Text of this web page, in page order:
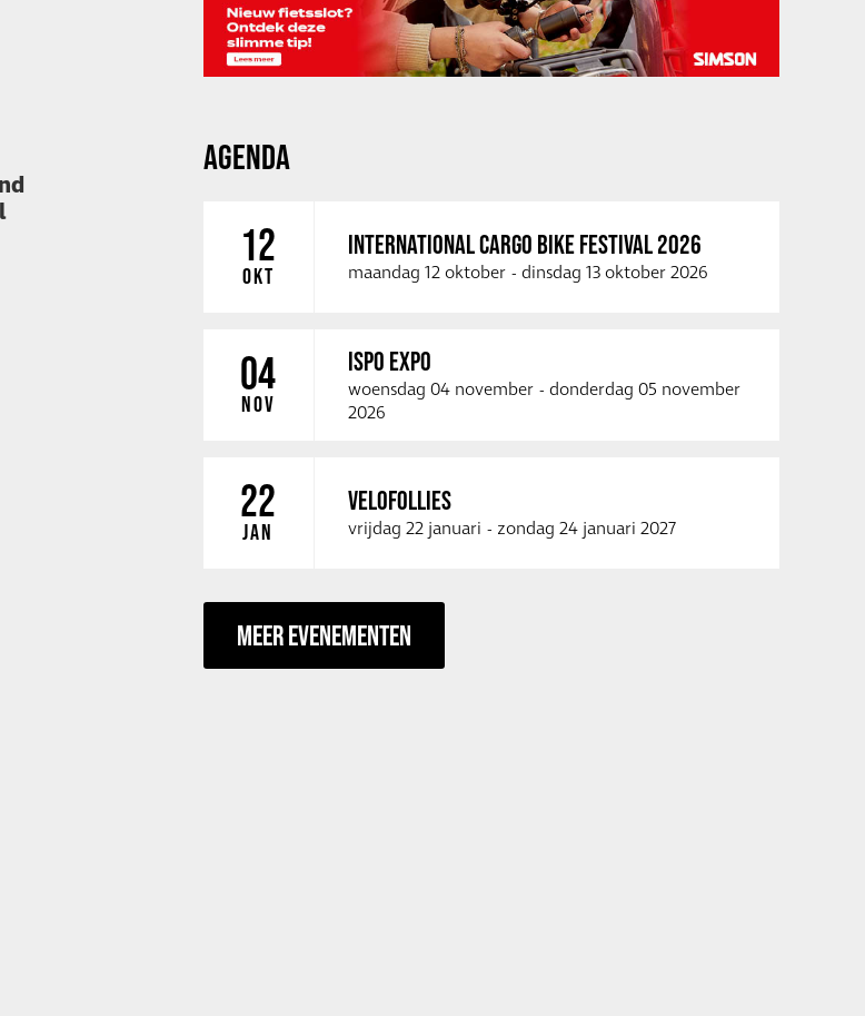
AGENDA
12
OKT
INTERNATIONAL CARGO BIKE FESTIVAL 2026
maandag 12 oktober - dinsdag 13 oktober 2026
04
NOV
ISPO EXPO
woensdag 04 november - donderdag 05 november
2026
22
JAN
VELOFOLLIES
vrijdag 22 januari - zondag 24 januari 2027
MEER EVENEMENTEN